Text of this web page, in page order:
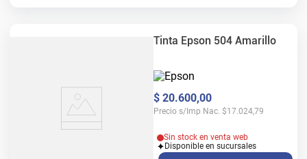
Tinta Epson 504 Amarillo
$ 20.600,00
Precio s/Imp Nac. $17.024,79
Sin stock en venta web
Disponible en sucursales